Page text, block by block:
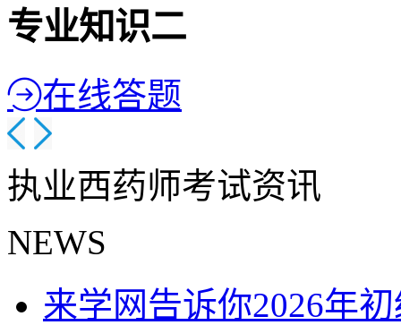
专业知识二
在线答题
执业西药师考试资讯
NEWS
来学网告诉你2026年